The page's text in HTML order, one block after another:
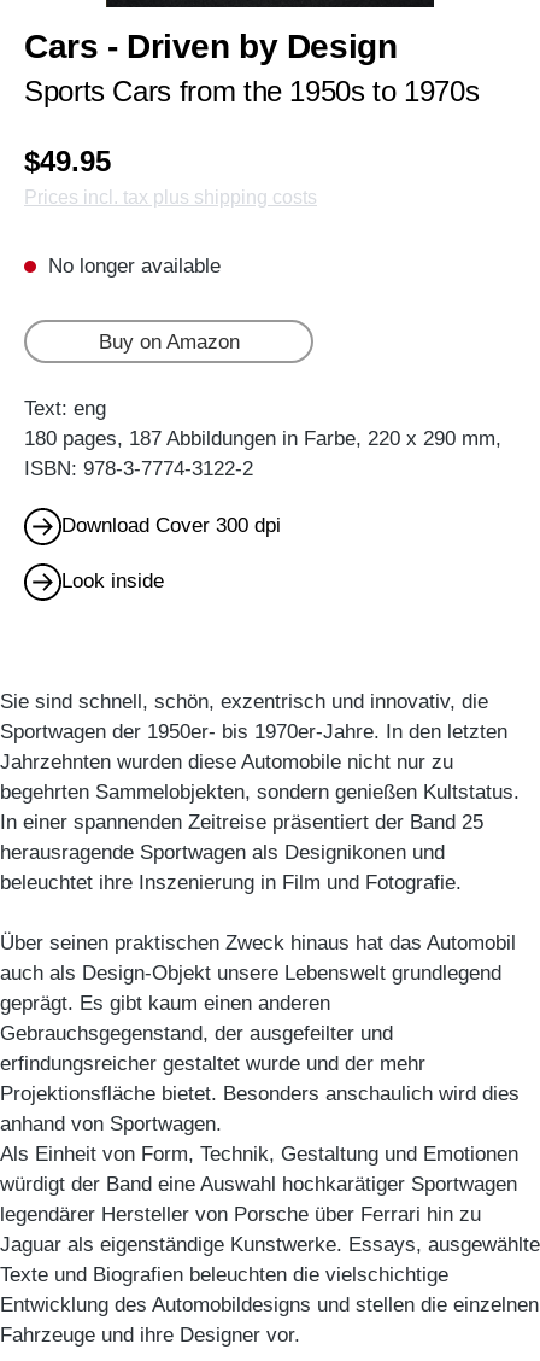
Cars - Driven by Design
Sports Cars from the 1950s to 1970s
$49.95
Prices incl. tax plus shipping costs
No longer available
Buy on Amazon
Text: eng
180 pages, 187 Abbildungen in Farbe, 220 x 290 mm,
ISBN: 978-3-7774-3122-2
Download Cover 300 dpi
Look inside
Sie sind schnell, schön, exzentrisch und innovativ, die
Sportwagen der 1950er- bis 1970er-Jahre. In den letzten
Jahrzehnten wurden diese Automobile nicht nur zu
begehrten Sammelobjekten, sondern genießen Kultstatus.
In einer spannenden Zeitreise präsentiert der Band 25
herausragende Sportwagen als Designikonen und
beleuchtet ihre Inszenierung in Film und Fotografie.
Über seinen praktischen Zweck hinaus hat das Automobil
auch als Design-Objekt unsere Lebenswelt grundlegend
geprägt. Es gibt kaum einen anderen
Gebrauchsgegenstand, der ausgefeilter und
erfindungsreicher gestaltet wurde und der mehr
Projektionsfläche bietet. Besonders anschaulich wird dies
anhand von Sportwagen.
Als Einheit von Form, Technik, Gestaltung und Emotionen
würdigt der Band eine Auswahl hochkarätiger Sportwagen
legendärer Hersteller von Porsche über Ferrari hin zu
Jaguar als eigenständige Kunstwerke. Essays, ausgewählte
Texte und Biografien beleuchten die vielschichtige
Entwicklung des Automobildesigns und stellen die einzelnen
Fahrzeuge und ihre Designer vor.